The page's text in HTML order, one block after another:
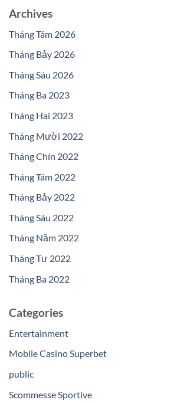
Archives
Tháng Tám 2026
Tháng Bảy 2026
Tháng Sáu 2026
Tháng Ba 2023
Tháng Hai 2023
Tháng Mười 2022
Tháng Chín 2022
Tháng Tám 2022
Tháng Bảy 2022
Tháng Sáu 2022
Tháng Năm 2022
Tháng Tư 2022
Tháng Ba 2022
Categories
Entertainment
Mobile Casino Superbet
public
Scommesse Sportive